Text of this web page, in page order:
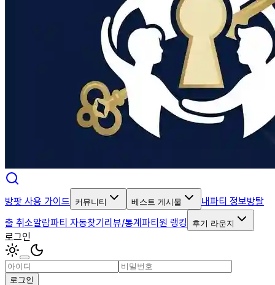
방팟 사용 가이드 커뮤니티 베스트 게시물 내파티 정보방탈
출 취소알람파티 자동찾기리뷰/통계파티원 랭킹 후기 라운지
로그인
로그인